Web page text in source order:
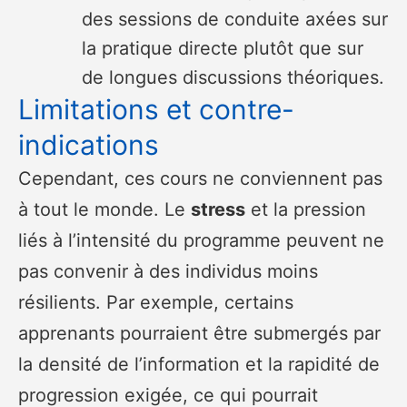
des sessions de conduite axées sur
la pratique directe plutôt que sur
de longues discussions théoriques.
Limitations et contre-
indications
Cependant, ces cours ne conviennent pas
à tout le monde. Le stress et la pression
liés à l’intensité du programme peuvent ne
pas convenir à des individus moins
résilients. Par exemple, certains
apprenants pourraient être submergés par
la densité de l’information et la rapidité de
progression exigée, ce qui pourrait